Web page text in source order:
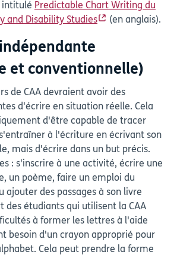
intitulé Predictable Chart Writing du
and Disability Studies
(en anglais).
et conventionnelle)
de CAA devraient avoir des
d'écrire en situation réelle. Cela
d'être capable de tracer
à l'écriture en écrivant son
mais d'écrire dans un but précis.
: s'inscrire à une activité, écrire une
un poème, faire un emploi du
ajouter des passages à son livre
des étudiants qui utilisent la CAA
à former les lettres à l'aide
besoin d'un crayon approprié pour
Cela peut prendre la forme